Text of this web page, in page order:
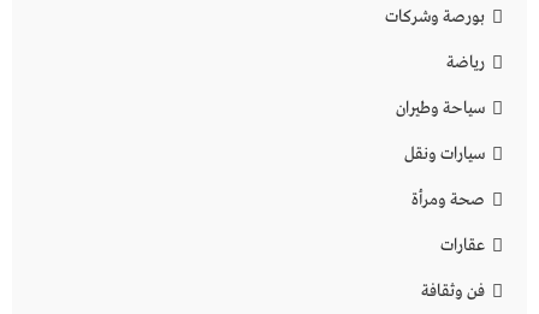
بورصة وشركات
رياضة
سياحة وطيران
سيارات ونقل
صحة ومرأة
عقارات
فن وثقافة